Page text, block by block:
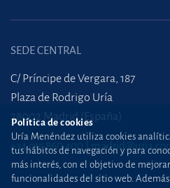
SEDE CENTRAL
C/ Príncipe de Vergara, 187
Plaza de Rodrigo Uría
28002 Madrid (España)
+34 915 860 400 madrid@uria.com
Política de cookies
Uría Menéndez utiliza cookies
tus hábitos de navegación y para
más interés, con el objetivo de
funcionalidades del sitio web.